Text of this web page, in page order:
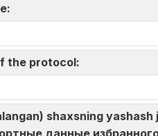
the protocol:
shaxsning
данные